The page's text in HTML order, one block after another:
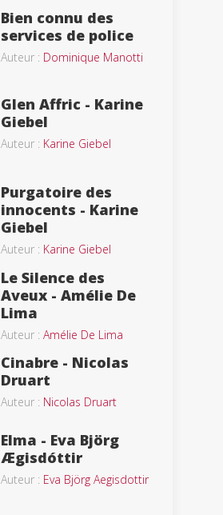
Bien connu des
services de police
Auteur : Dominique Manotti
Glen Affric - Karine
Giebel
Auteur : Karine Giebel
Purgatoire des
innocents - Karine
Giebel
Auteur : Karine Giebel
Le Silence des
Aveux - Amélie De
Lima
Auteur : Amélie De Lima
Cinabre - Nicolas
Druart
Auteur : Nicolas Druart
Elma - Eva Björg
Ægisdóttir
Auteur : Eva Björg Aegisdottir